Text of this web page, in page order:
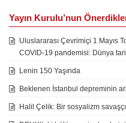
Yayın Kurulu’nun
Uluslararası Çevrimiçi 1 Mayıs
COVID-19 pandemisi: Dünya
Lenin 150 Yaşında
Beklenen İstanbul depreminin
Halil Çelik: Bir sosyalizm